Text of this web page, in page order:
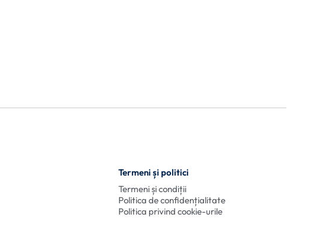
Termeni și politici
Termeni și condiții
Politica de confidențialitate
Politica privind cookie-urile